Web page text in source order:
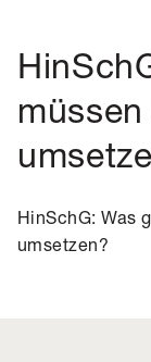
HinSchG: Was
umsetzen?